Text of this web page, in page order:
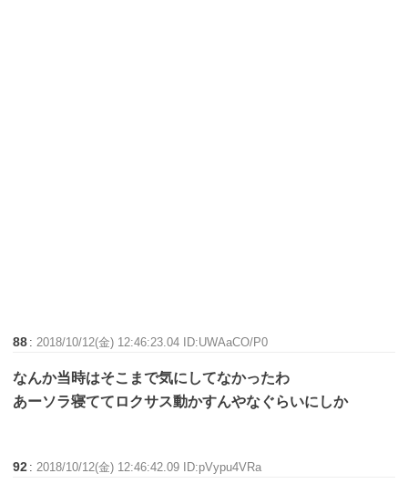
88 :2018/10/12(金) 12:46:23.04 ID:UWAaCO/P0
なんか当時はそこまで気にしてなかったわ
あーソラ寝ててロクサス動かすんやなぐらいにしか
92 :2018/10/12(金) 12:46:42.09 ID:pVypu4VRa